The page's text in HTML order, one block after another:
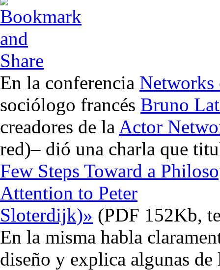
En la conferencia Networks
sociólogo francés Bruno
creadores de la Actor
red)– dió una charla que
Few Steps Toward a
Attention to Peter
Sloterdijk)» (PDF 152Kb,
En la misma habla
diseño y explica algunas de